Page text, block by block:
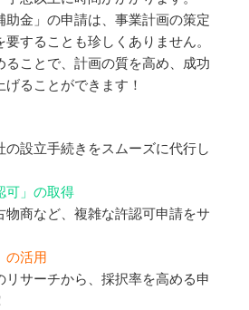
助金」の申請は、事業計画の策定
することも珍しくありません。
ることで、計画の質を高め、成功
ることができます！
設立手続きをスムーズに代行し
可」の取得
商など、複雑な許認可申請をサ
の活用
サーチから、採択率を高める申